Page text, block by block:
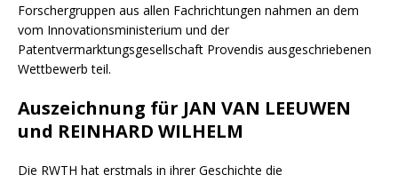
Forschergruppen aus allen Fachrichtungen nahmen an dem
vom Innovationsministerium und der
Patentvermarktungsgesellschaft Provendis ausgeschriebenen
Wettbewerb teil.
Auszeichnung für JAN VAN LEEUWEN
und REINHARD WILHELM
Die RWTH hat erstmals in ihrer Geschichte die